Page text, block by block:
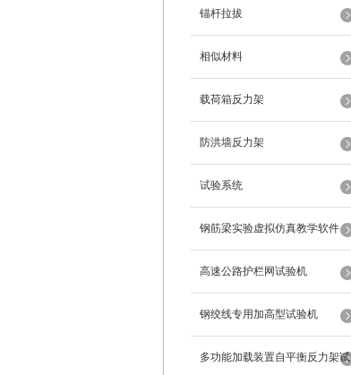
锚杆拉拔
相似材料
载荷箱反力架
防洪墙反力架
试验系统
钢筋梁实验虚拟仿真教学软件
高速公路护栏网试验机
钢绞线专用加高型试验机
多功能加载装置自平衡反力架试